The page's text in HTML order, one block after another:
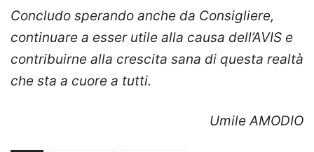
Concludo sperando anche da Consigliere,
continuare a esser utile alla causa dell’AVIS e
contribuirne alla crescita sana di questa realtà
che sta a cuore a tutti.
Umile AMODIO